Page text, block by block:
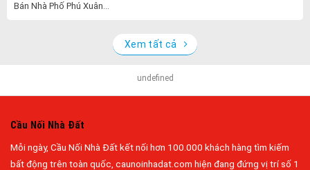
Bán Nhà Phố Phú Xuân...
Xem tất cả
undefined
Cầu Nối Nhà Đất
Mỗi ngày, Cầu Nối Nhà Đất kết nối hơn 100.000 khách hàng tìm kiếm
bất động trên toàn quốc, caunoinhadat.com hiện đang đứng vị trí số 1